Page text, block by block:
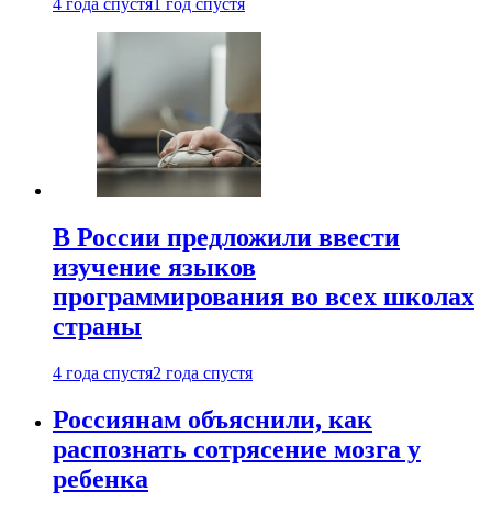
4 года спустя 1 год спустя
В России предложили ввести
изучение языков
программирования во всех школах
страны
4 года спустя2 года спустя
Россиянам объяснили, как
распознать сотрясение мозга у
ребенка